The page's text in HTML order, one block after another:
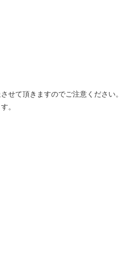
せて頂きますのでご注意ください。
。